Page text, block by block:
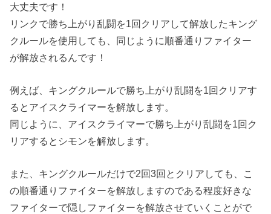
大丈夫です！
リンクで勝ち上がり乱闘を1回クリアして解放したキング
クルールを使用しても、同じように順番通りファイター
が解放されるんです！
例えば、キングクルールで勝ち上がり乱闘を1回クリアす
るとアイスクライマーを解放します。
同じように、アイスクライマーで勝ち上がり乱闘を1回ク
リアするとシモンを解放します。
また、キングクルールだけで2回3回とクリアしても、こ
の順番通りファイターを解放しますのである程度好きな
ファイターで隠しファイターを解放させていくことがで